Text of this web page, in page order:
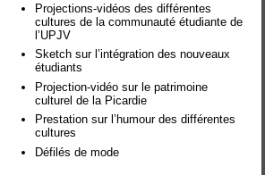
Projections-vidéos des différentes
cultures de la communauté étudiante de
l’UPJV
Sketch sur l’intégration des nouveaux
étudiants
Projection-vidéo sur le patrimoine
culturel de la Picardie
Prestation sur l’humour des différentes
cultures
Défilés de mode